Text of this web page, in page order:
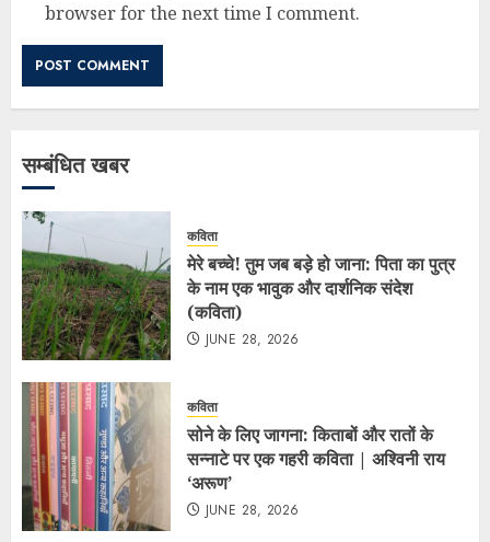
browser for the next time I comment.
सम्बंधित खबर
कविता
मेरे बच्चे! तुम जब बड़े हो जाना: पिता का पुत्र
के नाम एक भावुक और दार्शनिक संदेश
(कविता)
JUNE 28, 2026
कविता
सोने के लिए जागना: किताबों और रातों के
सन्नाटे पर एक गहरी कविता | अश्विनी राय
‘अरूण’
JUNE 28, 2026